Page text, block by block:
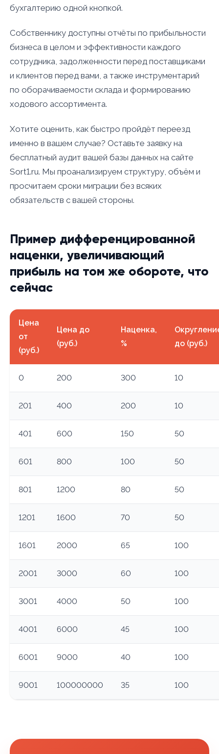
бухгалтерию одной кнопкой.
Собственнику доступны отчёты по прибыльности
бизнеса в целом и эффективности каждого
сотрудника, задолженности перед поставщиками
и клиентов перед вами, а также инструментарий
по оборачиваемости склада и формированию
ходового ассортимента.
Хотите оценить, как быстро пройдёт переезд
именно в вашем случае? Оставьте заявку на
бесплатный аудит вашей базы данных на сайте
Sort1.ru. Мы проанализируем структуру, объём и
просчитаем сроки миграции без всяких
обязательств с вашей стороны.
Пример дифференцированной
наценки, увеличивающий
прибыль на том же обороте, что
сейчас
Цена
от
(руб.)
Цена до
(руб.)
Наценка,
%
до (руб.)
0 200 300 10
201 400 200 10
401 600 150 50
601 800 100 50
801 1200 80 50
1201 1600 70 50
1601 2000 65 100
2001 3000 60 100
3001 4000 50 100
4001 6000 45 100
6001 9000 40 100
9001 100000000 35 100